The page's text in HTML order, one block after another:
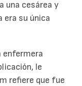
una cesárea y
era su única
enfermera
le
refiere que fue